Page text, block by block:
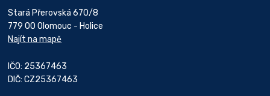
Stará Přerovská 670/8
779 00 Olomouc - Holice
Najít na mapě
IČO: 25367463
DIČ: CZ25367463